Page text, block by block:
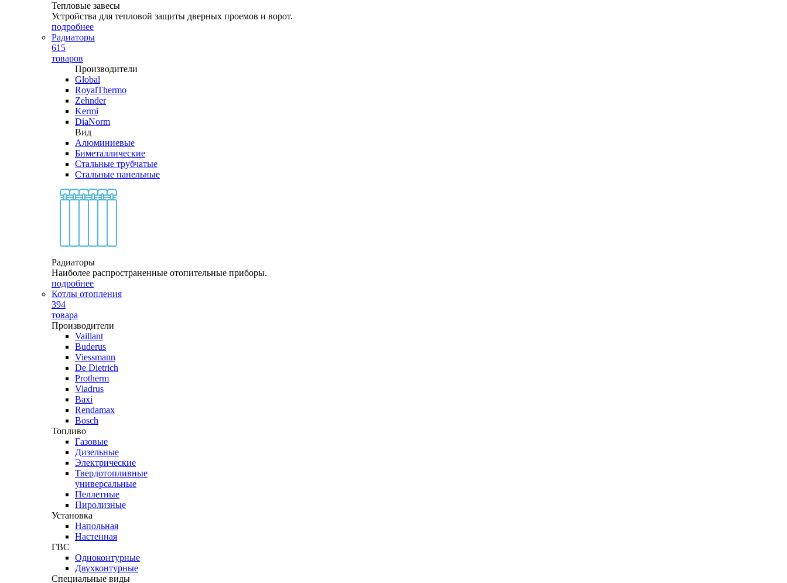
Тепловые завесы
Устройства для тепловой защиты дверных проемов и ворот.
подробнее
Радиаторы
615
товаров
Производители
Global
RoyalThermo
Zehnder
Kermi
DiaNorm
Вид
Алюминиевые
Биметаллические
Стальные трубчатые
Стальные панельные
Радиаторы
Наиболее распространенные отопительные приборы.
подробнее
Котлы отопления
394
товара
Производители
Vaillant
Buderus
Viessmann
De Dietrich
Protherm
Viadrus
Baxi
Rendamax
Bosch
Топливо
Газовые
Дизельные
Электрические
Твердотопливные
универсальные
Пеллетные
Пиролизные
Установка
Напольная
Настенная
ГВС
Одноконтурные
Двухконтурные
Специальные виды